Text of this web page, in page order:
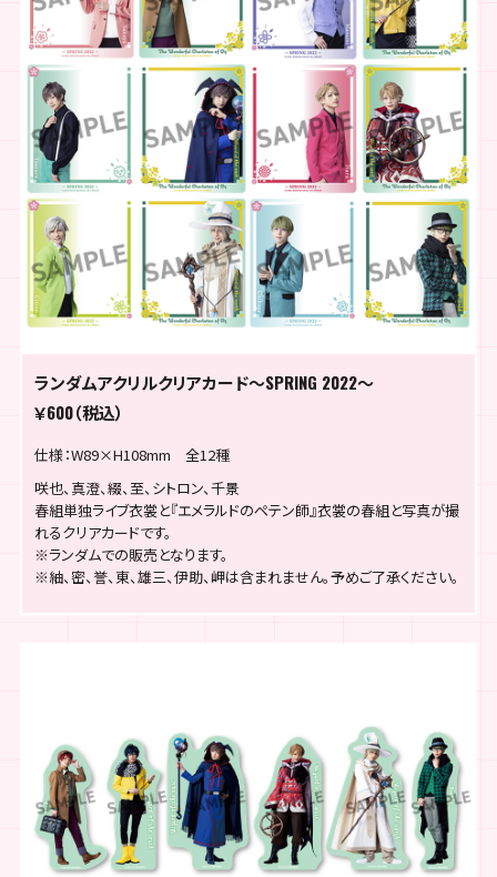
ランダムアクリルクリアカード～SPRING 2022～
￥600（税込）
仕様：W89×H108mm 全12種
咲也、真澄、綴、至、シトロン、千景
春組単独ライブ衣裳と『エメラルドのペテン師』衣裳の春組と写真が撮
れるクリアカードです。
※ランダムでの販売となります。
※紬、密、誉、東、雄三、伊助、岬は含まれません。予めご了承ください。